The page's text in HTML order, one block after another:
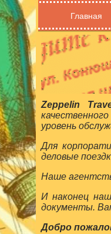
Главная
Zeppelin
уровень
Для
деловые
Наше
И наконец
документы.
Добро